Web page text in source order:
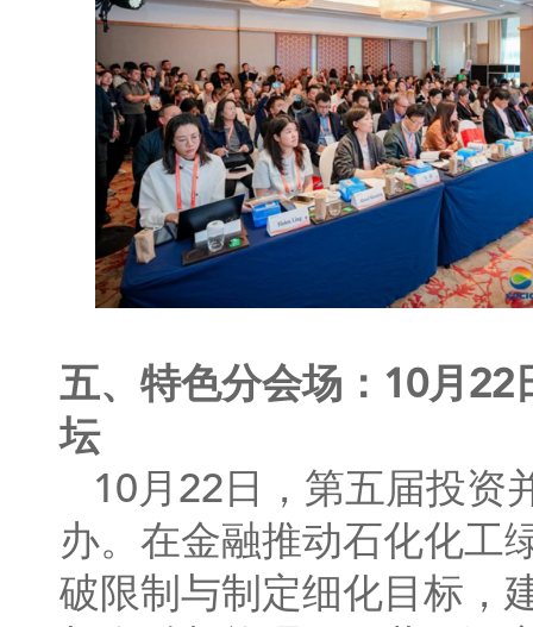
五、特色分会场：10月22
坛
10月22日，第五届投资
办。在金融推动石化化工
破限制与制定细化目标，